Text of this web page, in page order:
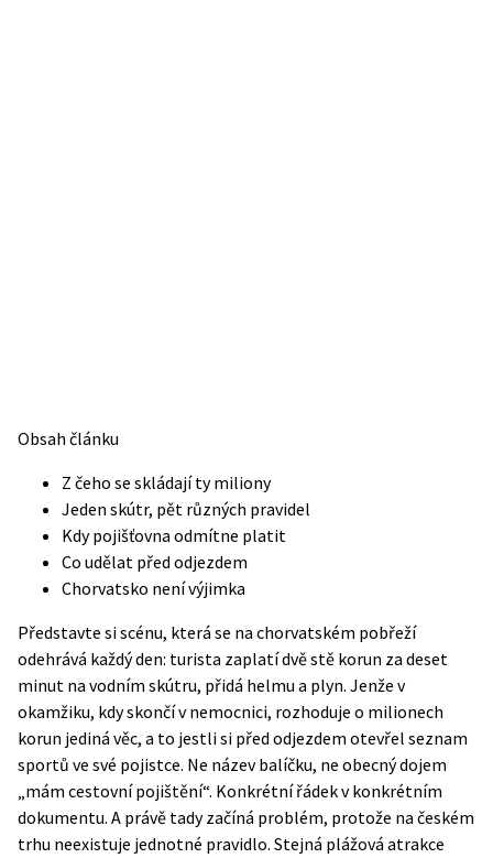
Obsah článku
Z čeho se skládají ty miliony
Jeden skútr, pět různých pravidel
Kdy pojišťovna odmítne platit
Co udělat před odjezdem
Chorvatsko není výjimka
Představte si scénu, která se na chorvatském pobřeží
odehrává každý den: turista zaplatí dvě stě korun za deset
minut na vodním skútru, přidá helmu a plyn. Jenže v
okamžiku, kdy skončí v nemocnici, rozhoduje o milionech
korun jediná věc, a to jestli si před odjezdem otevřel seznam
sportů ve své pojistce. Ne název balíčku, ne obecný dojem
„mám cestovní pojištění“. Konkrétní řádek v konkrétním
dokumentu. A právě tady začíná problém, protože na českém
trhu neexistuje jednotné pravidlo. Stejná plážová atrakce